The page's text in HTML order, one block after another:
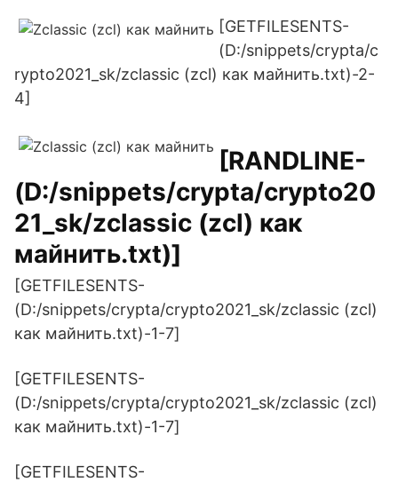
[GETFILESENTS-
(D:/snippets/crypta/c
rypto2021_sk/zclassic (zcl) как майнить.txt)-2-
4]
[RANDLINE-
(D:/snippets/crypta/crypto20
21_sk/zclassic (zcl) как
майнить.txt)]
[GETFILESENTS-
(D:/snippets/crypta/crypto2021_sk/zclassic (zcl)
как майнить.txt)-1-7]
[GETFILESENTS-
(D:/snippets/crypta/crypto2021_sk/zclassic (zcl)
как майнить.txt)-1-7]
[GETFILESENTS-